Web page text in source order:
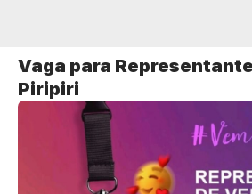
Vaga para
Piripiri